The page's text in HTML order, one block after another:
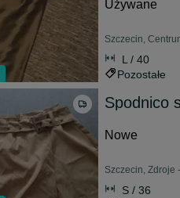
Używane
Szczecin,
L / 40
Pozostałe
Spodnico
Nowe
Szczecin, Zdroje
S / 36